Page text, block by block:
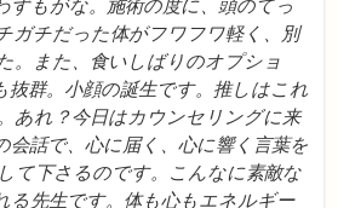
ずもがな。施術の度に、頭のてっ
ガチだった体がフワフワ軽く、別
。また、食いしばりのオプショ
抜群。小顔の誕生です。推しはこれ
あれ？今日はカウンセリングに来
会話で、心に届く、心に響く言葉を
て下さるのです。こんなに素敵な
る先生です。体も心もエネルギー